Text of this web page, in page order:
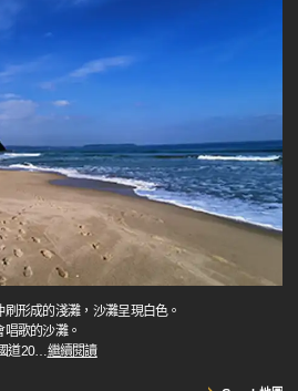
形成的淺灘，沙灘呈現白色。
歌的沙灘。
道20…繼續閱讀